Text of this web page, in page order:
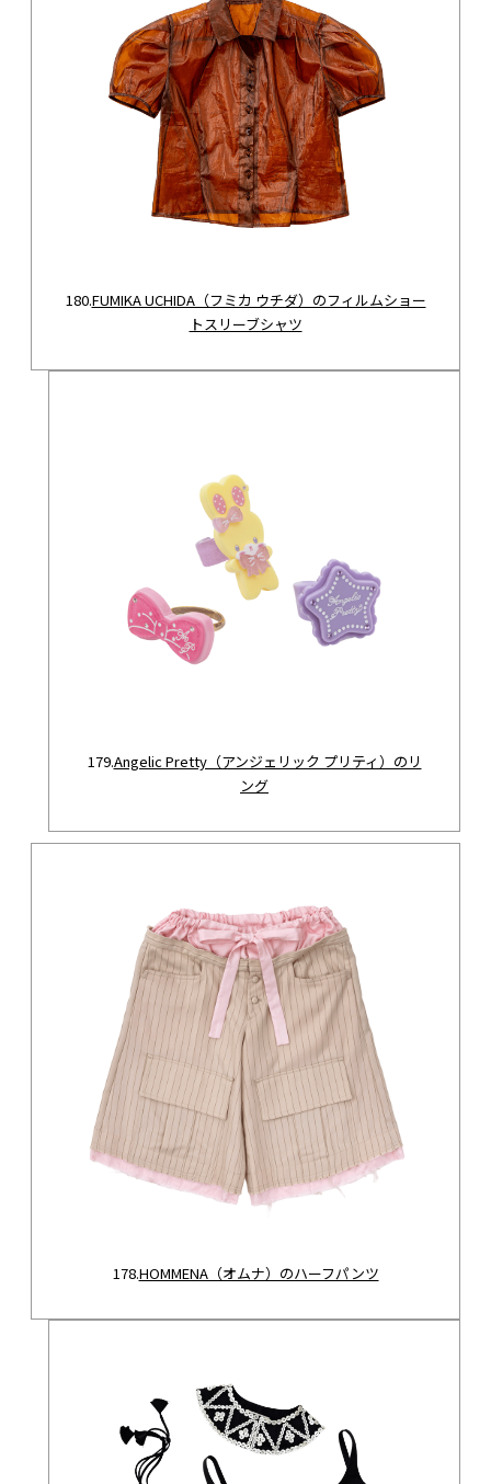
180.FUMIKA UCHIDA（フミカ ウチダ）のフィルムショー
トスリーブシャツ
179.Angelic Pretty（アンジェリック プリティ）のリ
ング
178.HOMMENA（オムナ）のハーフパンツ